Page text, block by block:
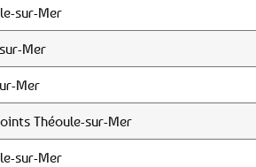
sur-Mer
Mer
Mer
Théoule-sur-Mer
sur-Mer